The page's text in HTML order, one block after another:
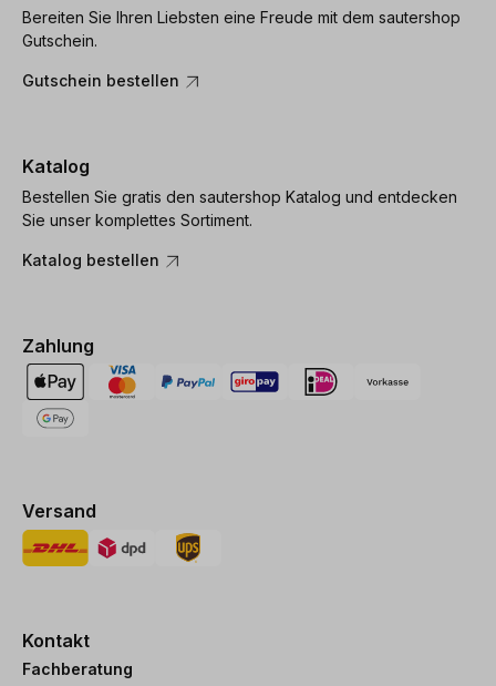
Bereiten Sie Ihren Liebsten eine Freude mit dem sautershop
Gutschein.
Gutschein bestellen
Katalog
Bestellen Sie gratis den sautershop Katalog und entdecken
Sie unser komplettes Sortiment.
Katalog bestellen
Zahlung
Versand
Kontakt
Fachberatung